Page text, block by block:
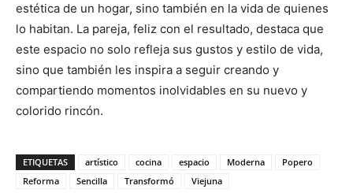
estética de un hogar, sino también en la vida de quienes
lo habitan. La pareja, feliz con el resultado, destaca que
este espacio no solo refleja sus gustos y estilo de vida,
sino que también les inspira a seguir creando y
compartiendo momentos inolvidables en su nuevo y
colorido rincón.
ETIQUETAS artístico cocina espacio Moderna
Popero
Reforma
Sencilla Transformó Viejuna